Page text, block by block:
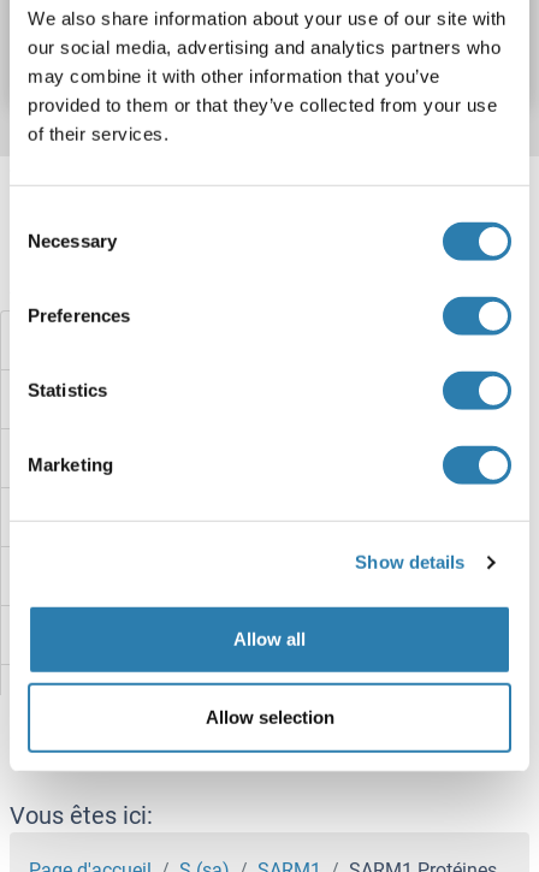
We also share information about your use of our site with
our social media, advertising and analytics partners who
may combine it with other information that you’ve
provided to them or that they’ve collected from your use
of their services.
Selection
Necessary
Preferences
Statistics
Marketing
Show details
Allow all
Allow selection
N° du produit ABIN2731405
Fiche technique Détails
Target information, Synonyms, Latest
Sarcolemma Associated Protein Protéines
Sarcalumenin Protéines
SAR1B Protéines
SAPS1 Protéines
SAP30BP Protéines
SAP30-Like Protéines
Vous êtes ici: